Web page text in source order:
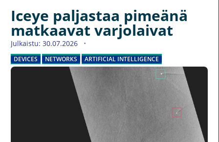
Iceye paljastaa pimeänä
matkaavat varjolaivat
Julkaistu: 30.07.2026
DEVICES NETWORKS ARTIFICIAL INTELLIGENCE